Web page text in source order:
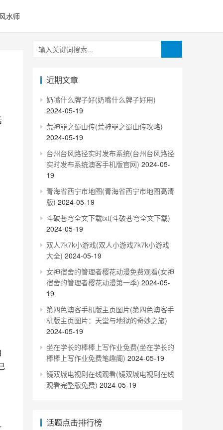
水师
近期文章
奶嘴什么牌子好(奶嘴什么牌子好用)
2024-05-19
荒神罪之蜀山传(荒神罪之蜀山传攻略)
2024-05-19
台州台风路径实时发布系统(台州台风路径
实时发布系统澳客手机版官网) 2024-05-
19
青海省西宁市地图(青海省西宁市地图高清
版) 2024-05-19
斗破苍穹全文下载txt(斗破苍穹全文下载)
2024-05-19
双人7k7k小游戏(双人小游戏7k7k小游戏
大全) 2024-05-19
女神宿舍的管理者樱花动漫免费观看(女神
宿舍的管理者樱花动漫第一季) 2024-05-
19
第四色澳客手机版主页图片(第四色澳客手
机版主页图片：天堂与地狱的奇妙之旅)
2024-05-19
坐在学长的棒棒上写作业免费(坐在学长的
棒棒上写作业免费笔趣阁) 2024-05-19
镜双城电视剧在线观看(镜双城电视剧在线
观看完整版免费) 2024-05-19
话题点击排行榜